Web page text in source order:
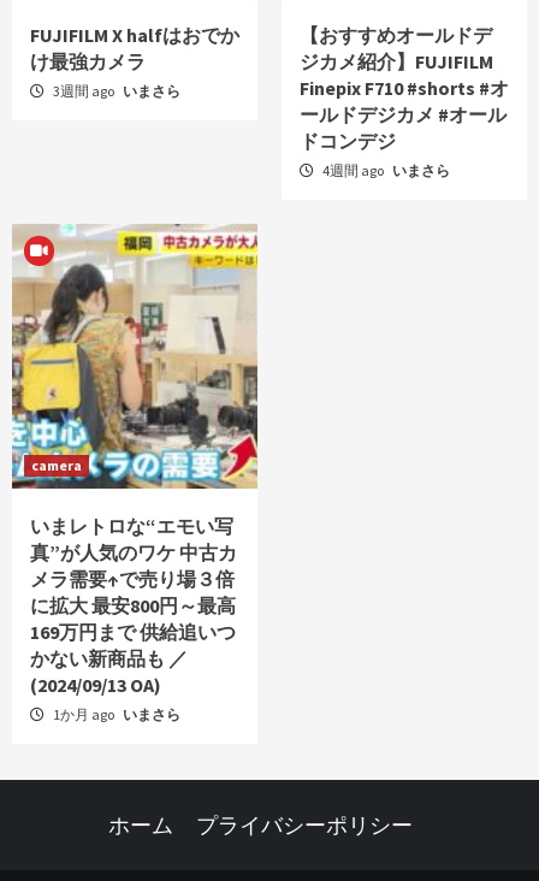
FUJIFILM X halfはおでか
け最強カメラ
3週間 ago いまさら
【おすすめオールドデ
ジカメ紹介】FUJIFILM
Finepix F710 #shorts #オ
ールドデジカメ #オール
ドコンデジ
4週間 ago いまさら
camera
いまレトロな“エモい写
真”が人気のワケ 中古カ
メラ需要↑で売り場３倍
に拡大 最安800円～最高
169万円まで 供給追いつ
かない新商品も ／
(2024/09/13 OA)
1か月 ago いまさら
ホーム プライバシーポリシー